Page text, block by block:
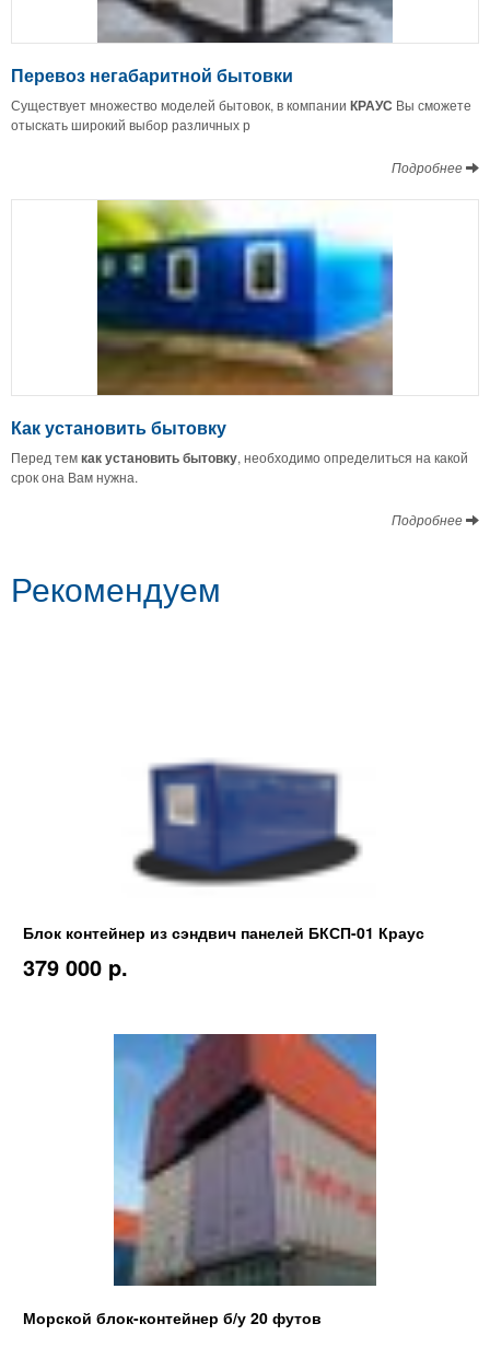
Перевоз негабаритной бытовки
Существует множество моделей бытовок, в компании КРАУС Вы сможете
отыскать широкий выбор различных р
Подробнее
Как установить бытовку
Перед темкак установить бытовку, необходимо определиться на какой
срок она Вам нужна.
Подробнее
Рекомендуем
Блок контейнер из сэндвич панелей БКСП-01 Краус
379 000 p.
Морской блок-контейнер б/у 20 футов